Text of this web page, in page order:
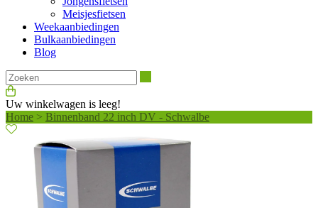
Meisjesfietsen
Weekaanbiedingen
Bulkaanbiedingen
Blog
Uw winkelwagen is leeg!
Home > Binnenband 22 inch DV - Schwalbe